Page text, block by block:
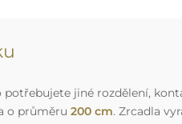
jiné rozdělení,
o průměru 200 cm. Zrcadla